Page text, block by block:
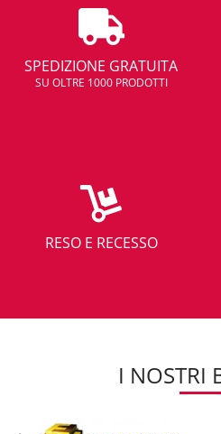
SPEDIZIONE GRATUITA
SU OLTRE 1000 PRODOTTI
RESO E RECESSO
I NOSTRI